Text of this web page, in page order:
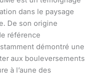
dans le paysage
De son origine
référence
démontré une
aux bouleversements
à l’aune des